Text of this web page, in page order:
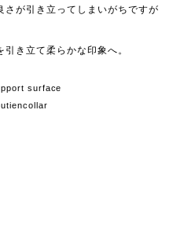
さが引き立ってしまいがちですが
き立て柔らかな印象へ。
surface